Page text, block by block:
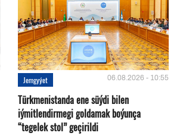
Jemgyýet 06.08.2026 - 10:55
Türkmenistanda ene süýdi bilen
iýmitlendirmegi goldamak boýunça
“tegelek stol” geçirildi